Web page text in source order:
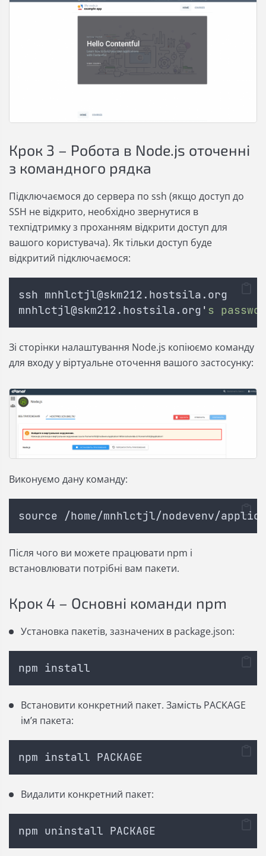
Крок 3 – Робота в Node.js оточенні
з командного рядка
Підключаємося до сервера по ssh (якщо доступ до
SSH не відкрито, необхідно звернутися в
техпідтримку з проханням відкрити доступ для
вашого користувача). Як тільки доступ буде
відкритий підключаємося:
ssh mnhlctjl@skm212.hostsila.org
mnhlctjl@skm212.hostsila.org ' s
Зі сторінки налаштування Node.js копіюємо команду
для входу у віртуальне оточення вашого застосунку:
Виконуємо дану команду:
source /home/mnhlctjl/nodevenv/
Після чого ви можете працювати npm і
встановлювати потрібні вам пакети.
Крок 4 – Основні команди npm
Установка пакетів, зазначених в package.json:
npm install
Встановити конкретний пакет. Замість PACKAGE
ім’я пакета:
npm install PACKAGE
Видалити конкретний пакет:
npm uninstall PACKAGE